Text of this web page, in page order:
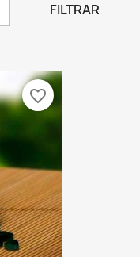
FILTRAR
favorite_border